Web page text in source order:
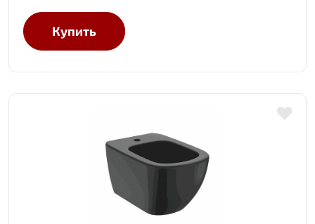
Купить